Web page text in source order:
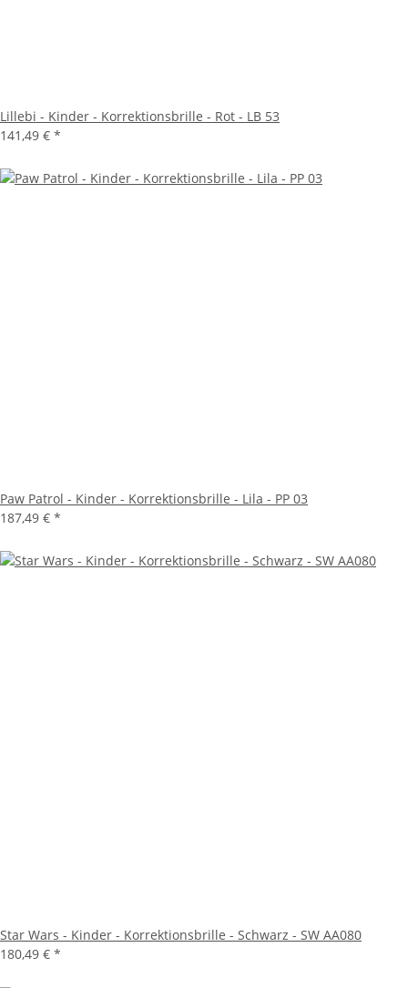
Lillebi - Kinder - Korrektionsbrille - Rot - LB 53
141,49 € *
Paw Patrol - Kinder - Korrektionsbrille - Lila - PP 03
187,49 € *
Star Wars - Kinder - Korrektionsbrille - Schwarz - SW AA080
180,49 € *